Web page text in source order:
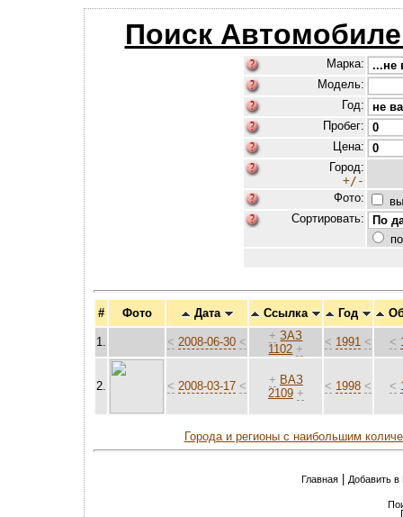
Поиск
Марка:
Модель:
Год:
Пробег:
Цена:
Город:
+/-
Фото:
Сортировать:
# Фото Дата Ссылка Год
1. < 2008-06-30 < + ЗАЗ
1102 +
< 1991 < <
2. < 2008-03-17 < + ВАЗ
2109 +
< 1998 < <
Города и регионы с наибольшим
Главная | Добавить в